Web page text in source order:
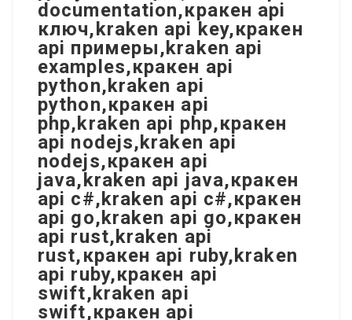
documentation,кракен api
ключ,kraken api key,кракен
api примеры,kraken api
examples,кракен api
python,kraken api
python,кракен api
php,kraken api php,кракен
api nodejs,kraken api
nodejs,кракен api
java,kraken api java,кракен
api c#,kraken api c#,кракен
api go,kraken api go,кракен
api rust,kraken api
rust,кракен api ruby,kraken
api ruby,кракен api
swift,kraken api
swift,кракен api